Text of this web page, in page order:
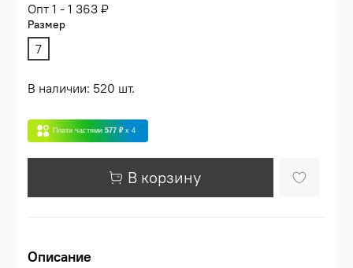
Опт 1 - 1 363 ₽
Размер
7
В наличии: 520 шт.
Плати частями 577 ₽ x 4
В корзину
Описание